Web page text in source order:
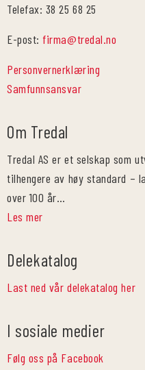
Telefax: 38 25 68 25
E-post:firma@tredal.no
Personvernerklæring
Samfunnsansvar
Om Tredal
Tredal AS er et selskap som
tilhengere av høy standard –
over 100 år…
Les mer
Delekatalog
Last ned vår delekatalog her
I sosiale medier
Følg oss på Facebook